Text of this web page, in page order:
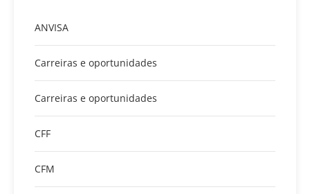
ANVISA
Carreiras e oportunidades
Carreiras e oportunidades
CFF
CFM